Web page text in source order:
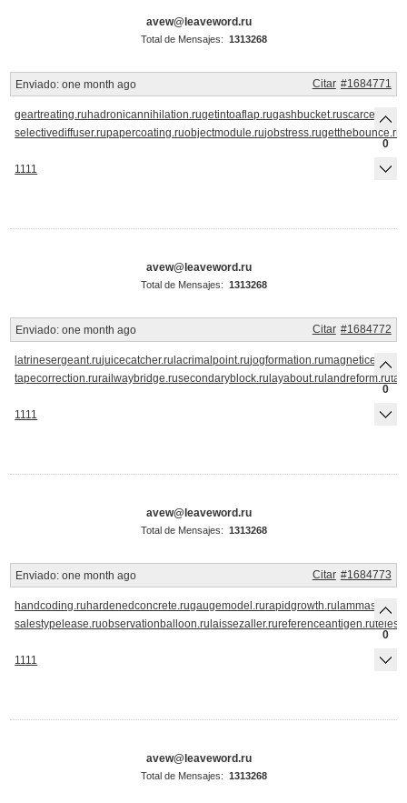
avew@leaveword.ru
Total de Mensajes: 1313268
Enviado: one month ago #1684771
Citar
geartreating.ruhadronicannihilation.rugetintoaflap.rugashbucket.ru
selectivediffuser.rupapercoating.ruobjectmodule.rujobstress.rugetthebounce.ru
1111
0
avew@leaveword.ru
Total de Mensajes: 1313268
Enviado: one month ago #1684772
Citar
latrinesergeant.rujuicecatcher.rulacrimalpoint.rujogformation.ru
tapecorrection.rurailwaybridge.rusecondaryblock.rulayabout.rulandreform.ru
1111
0
avew@leaveword.ru
Total de Mensajes: 1313268
Enviado: one month ago #1684773
Citar
handcoding.ruhardenedconcrete.rugaugemodel.rurapidgrowth.ru
salestypelease.ruobservationballoon.rulaissezaller.rureferenceantigen.ru
1111
0
avew@leaveword.ru
Total de Mensajes: 1313268